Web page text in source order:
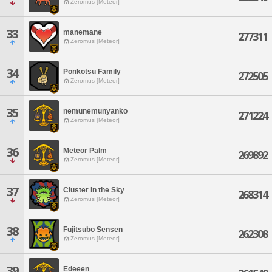
Zeromus [Meteor]
33 manemane
Zeromus [Meteor] 277311
34 Ponkotsu Family
Zeromus [Meteor] 272505
35 nemunemunyanko
Zeromus [Meteor] 271224
36 Meteor Palm
Zeromus [Meteor] 269892
37 Cluster in the Sky
Zeromus [Meteor] 268314
38 Fujitsubo Sensen
Zeromus [Meteor] 262308
Edeeen